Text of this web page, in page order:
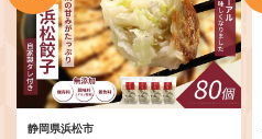
静岡県浜松市